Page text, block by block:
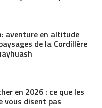
aventure en altitude
de la Cordillère
en 2026 : ce que les
vous disent pas